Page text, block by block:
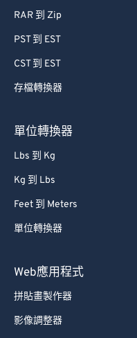
RAR 到 Zip
PST 到 EST
CST 到 EST
存檔轉換器
單位轉換器
Lbs 到 Kg
Kg 到 Lbs
Feet 到 Meters
單位轉換器
Web應用程式
拼貼畫製作器
影像調整器